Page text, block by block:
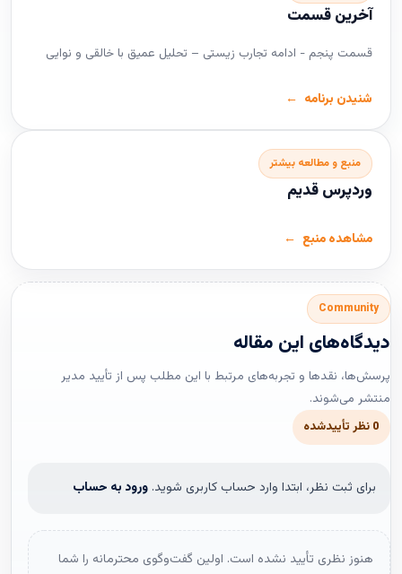
آخرین قسمت
قسمت پنجم - ادامه تجارب زیستی – تحلیل عمیق با خالقی و نوایی
شنیدن برنامه
منبع و مطالعه بیشتر
وردپرس قدیم
مشاهده منبع
Community
دیدگاه‌های این مقاله
پرسش‌ها، نقدها و تجربه‌های مرتبط با این مطلب پس از تأیید مدیر
منتشر می‌شوند.
0 نظر تأییدشده
برای ثبت نظر، ابتدا وارد حساب کاربری شوید. ورود به حساب
هنوز نظری تأیید نشده است. اولین گفت‌وگوی محترمانه را شما